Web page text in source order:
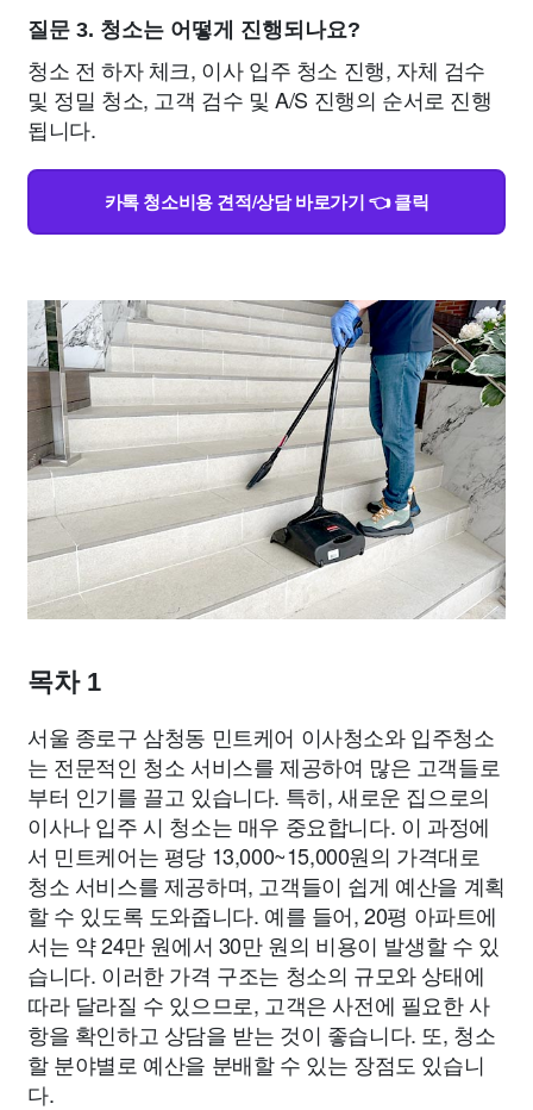
질문 3. 청소는 어떻게 진행되나요?
청소 전 하자 체크, 이사 입주 청소 진행, 자체 검수
및 정밀 청소, 고객 검수 및 A/S 진행의 순서로 진행
됩니다.
카톡 청소비용 견적/상담 바로가기 👈 클릭
목차 1
서울 종로구 삼청동 민트케어 이사청소와 입주청소
는 전문적인 청소 서비스를 제공하여 많은 고객들로
부터 인기를 끌고 있습니다. 특히, 새로운 집으로의
이사나 입주 시 청소는 매우 중요합니다. 이 과정에
서 민트케어는 평당 13,000~15,000원의 가격대로
청소 서비스를 제공하며, 고객들이 쉽게 예산을 계획
할 수 있도록 도와줍니다. 예를 들어, 20평 아파트에
서는 약 24만 원에서 30만 원의 비용이 발생할 수 있
습니다. 이러한 가격 구조는 청소의 규모와 상태에
따라 달라질 수 있으므로, 고객은 사전에 필요한 사
항을 확인하고 상담을 받는 것이 좋습니다. 또, 청소
할 분야별로 예산을 분배할 수 있는 장점도 있습니
다.